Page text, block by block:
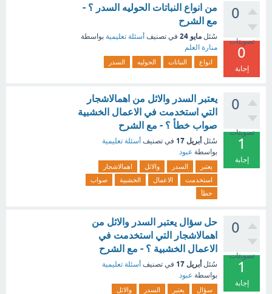
0
تصويتات
0
إجابة
من انواع النباتات الحوليه السدر ؟ -
مع الشرح
سُئل مايو 24 في تصنيف أسئلة تعليمية بواسطة
منارة العلم
انواع النباتات الحوليه السدر
0
تصويتات
1
إجابة
يعتبر السدر والاثل من اهمالاشجار
التي استخدمت في الاعمال الخشبية
صواب خطأ ؟ - مع الشرح
سُئل أبريل 17 في تصنيف أسئلة تعليمية
بواسطة عبود
يعتبر السدر والاثل
اهمالاشجار
استخدمت
الاعمال الخشبية
صواب
خطأ
0
تصويتات
1
إجابة
حل سؤال يعتبر السدر والاثل من
اهمالاشجار التي استخدمت في
الاعمال الخشبية ؟ - مع الشرح
سُئل أبريل 17 في تصنيف أسئلة تعليمية
بواسطة عبود
سؤال يعتبر السدر
والاثل